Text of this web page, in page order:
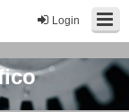
Login